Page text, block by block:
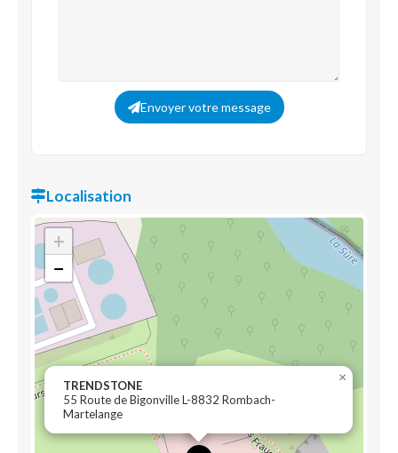
Envoyer votre message
Localisation
TRENDSTONE
55 Route de Bigonville L-8832 Rombach-
Martelange
×
+
−